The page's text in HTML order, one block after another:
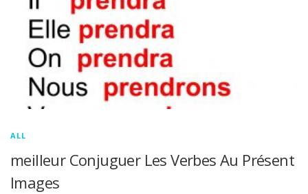
ALL
meilleur Conjuguer Les Verbes Au Présent
Images